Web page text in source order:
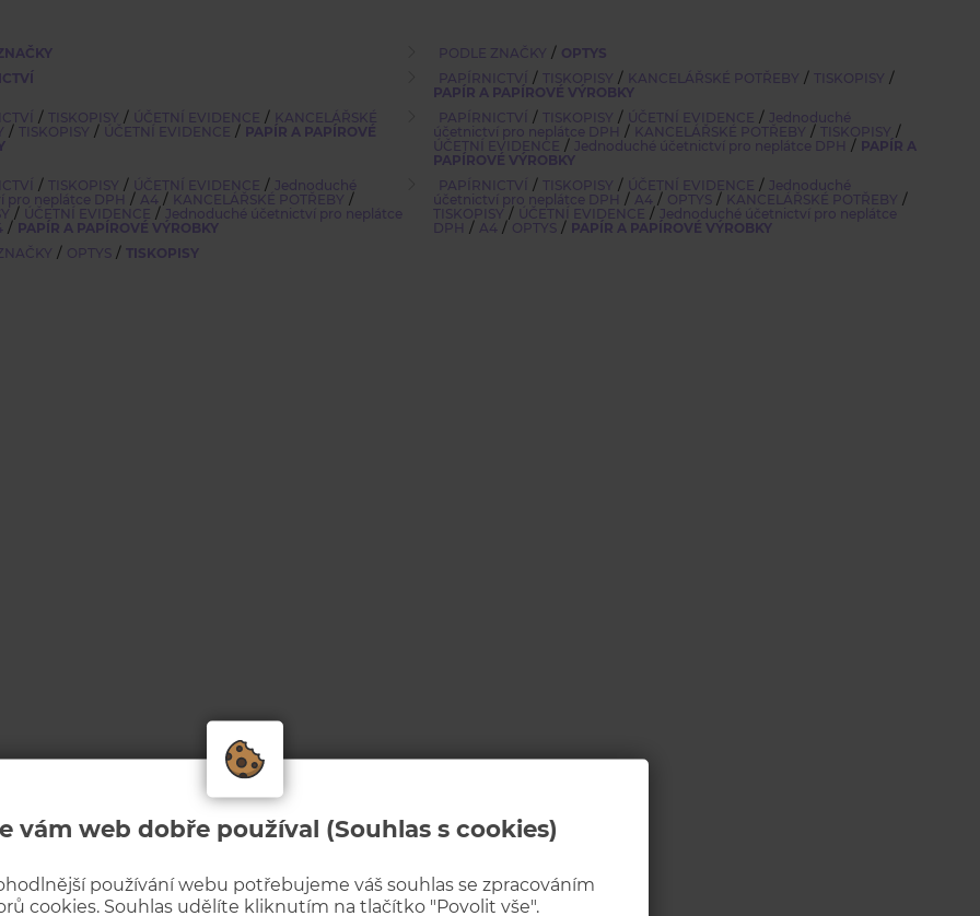
vám web dobře používal (Souhlas s cookies)
používání webu potřebujeme váš souhlas se zpracováním
cookies. Souhlas udělíte kliknutím na tlačítko "Povolit vše".
PODLE ZNAČKY / OPTYS
PAPÍRNICTVÍ / TISKOPISY / KANCELÁŘSKÉ POTŘEBY / TISKOPISY /
PAPÍR A PAPÍROVÉ VÝROBKY
/ TISKOPISY / ÚČETNÍ EVIDENCE / KANCELÁŘSKÉ
/ TISKOPISY / ÚČETNÍ EVIDENCE / PAPÍR A PAPÍROVÉ
PAPÍRNICTVÍ / TISKOPISY / ÚČETNÍ EVIDENCE / Jednoduché
účetnictví pro neplátce DPH / KANCELÁŘSKÉ POTŘEBY / TISKOPISY /
ÚČETNÍ EVIDENCE / Jednoduché účetnictví pro neplátce DPH / PAPÍR A
PAPÍROVÉ VÝROBKY
/ TISKOPISY / ÚČETNÍ EVIDENCE / Jednoduché
pro neplátce DPH / A4 / KANCELÁŘSKÉ POTŘEBY /
/ ÚČETNÍ EVIDENCE / Jednoduché účetnictví pro neplátce
/ PAPÍR A PAPÍROVÉ VÝROBKY
PAPÍRNICTVÍ / TISKOPISY / ÚČETNÍ EVIDENCE / Jednoduché
účetnictví pro neplátce DPH / A4 / OPTYS / KANCELÁŘSKÉ POTŘEBY /
TISKOPISY / ÚČETNÍ EVIDENCE / Jednoduché účetnictví pro neplátce
DPH / A4 / OPTYS / PAPÍR A PAPÍROVÉ VÝROBKY
/ OPTYS / TISKOPISY